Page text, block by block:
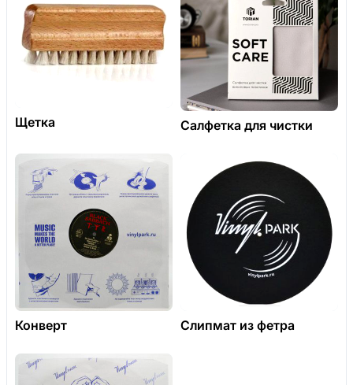
Щетка Салфетка для чистки
Конверт Слипмат из фетра